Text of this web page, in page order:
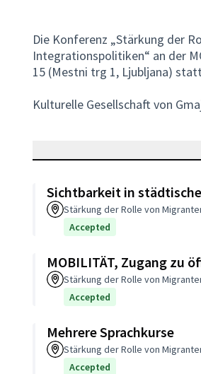
Die Konferenz „Stärkung der
Integrationspolitiken“ an der
15 (Mestni trg 1, Ljubljana)
Kulturelle Gesellschaft von
Sichtbarkeit in
Stärkung der Rolle von
Accepted
MOBILITÄT, Zugang zu
Stärkung der Rolle von
Accepted
Mehrere Sprachkurse
Stärkung der Rolle von
Accepted